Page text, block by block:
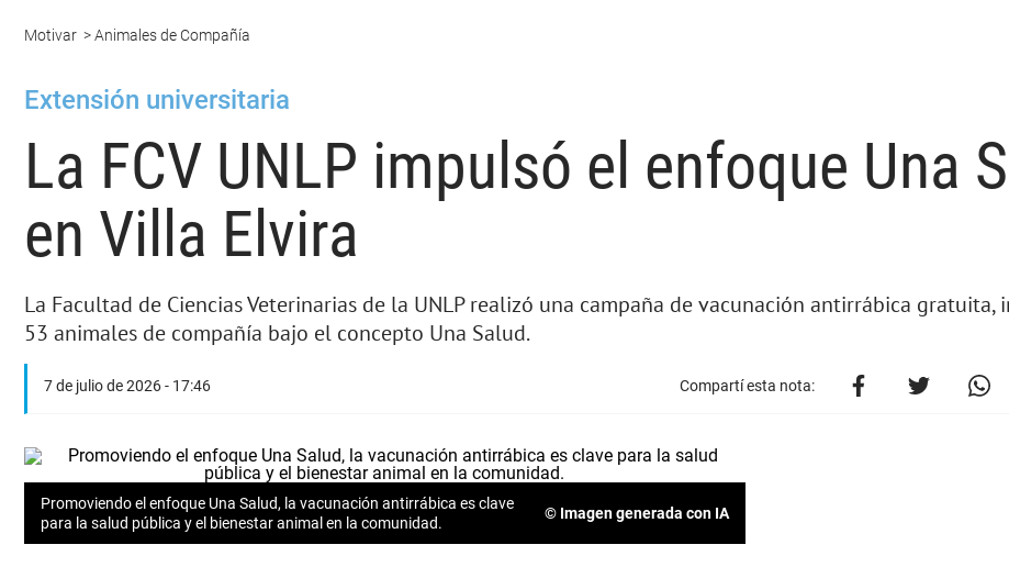
Motivar >Animales de Compañía
Extensión universitaria
La FCV UNLP impulsó el enfoque Una
en Villa Elvira
La Facultad de Ciencias Veterinarias de la UNLP realizó una campaña de vacunación antirrábica gratuita,
53 animales de compañía bajo el concepto Una Salud.
7 de julio de 2026 - 17:46 Compartí esta nota:
Promoviendo el enfoque Una Salud, la vacunación antirrábica es clave
para la salud pública y el bienestar animal en la comunidad.
© Imagen generada con IA